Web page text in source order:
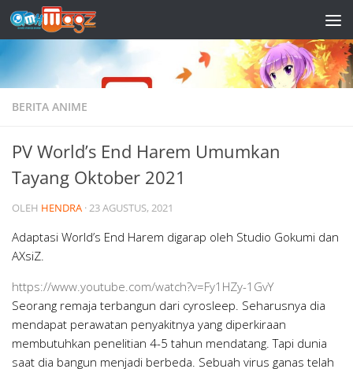
Skip to content
BERITA ANIME
PV World’s End Harem Umumkan
Tayang Oktober 2021
OLEH HENDRA ·23 AGUSTUS, 2021
Adaptasi World’s End Harem digarap oleh Studio Gokumi dan
AXsiZ.
https://www.youtube.com/watch?v=Fy1HZy-1GvY
Seorang remaja terbangun dari cyrosleep. Seharusnya dia
mendapat perawatan penyakitnya yang diperkiraan
membutuhkan penelitian 4-5 tahun mendatang. Tapi dunia
saat dia bangun menjadi berbeda. Sebuah virus ganas telah